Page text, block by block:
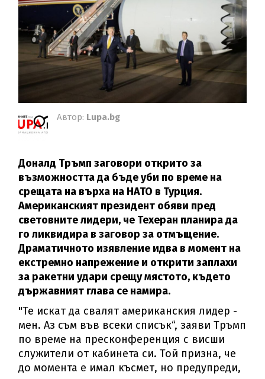
Автор: Lupa.bg
Доналд Тръмп заговори открито за
възможността да бъде уби по време на
срещата на върха на НАТО в Турция.
Американският президент обяви пред
световните лидери, че Техеран планира да
го ликвидира в заговор за отмъщение.
Драматичното изявление идва в момент на
екстремно напрежение и открити заплахи
за ракетни удари срещу мястото, където
държавният глава се намира.
"Те искат да свалят американския лидер -
мен. Аз съм във всеки списък“, заяви Тръмп
по време на пресконференция с висши
служители от кабинета си. Той призна, че
до момента е имал късмет, но предупреди,